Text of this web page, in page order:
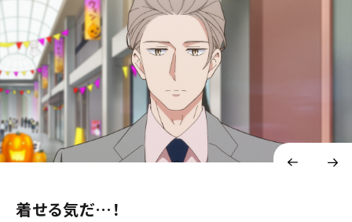
着せる気だ…！